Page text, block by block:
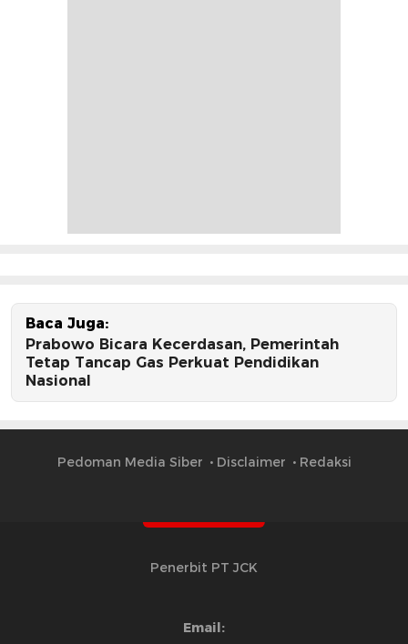
Baca Juga:
Prabowo Bicara Kecerdasan, Pemerintah
Tetap Tancap Gas Perkuat Pendidikan
Nasional
Pedoman Media Siber Disclaimer Redaksi
Penerbit PT JCK
Email: